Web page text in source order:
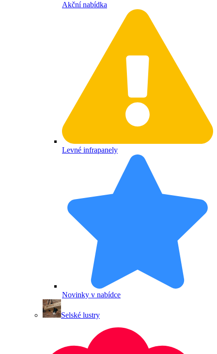
Akční nabídka
Levné infrapanely
Novinky v nabídce
Selské lustry